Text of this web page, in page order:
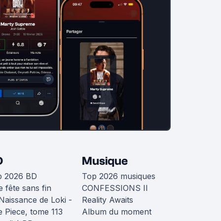
2026 BD
fête sans fin
de Loki -
Piece, tome 113
Musique
Top 2026 musiques
CONFESSIONS II
Reality Awaits
Album du moment